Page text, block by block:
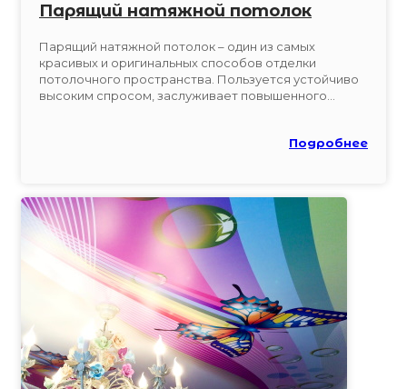
Парящий натяжной потолок
Парящий натяжной потолок – один из самых
красивых и оригинальных способов отделки
потолочного пространства. Пользуется устойчиво
высоким спросом, заслуживает повышенного...
Подробнее